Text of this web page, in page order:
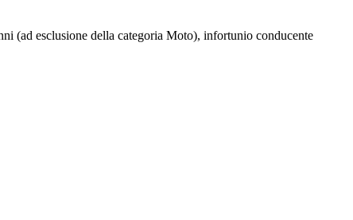
(ad esclusione della categoria Moto), infortunio conducente